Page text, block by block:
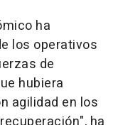
ha
los operativos
de
hubiera
agilidad en los